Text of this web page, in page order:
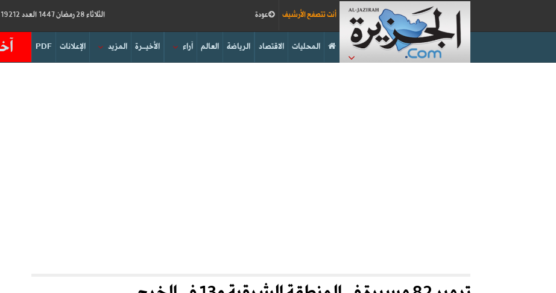
الثلاثاء 28 رمضان 1447 العدد 19212 عودة أنت تتصفح الأرشيف
PDF الإعلانات المزيد الأخيــرة آراء العالم الرياضة الاقتصاد المحليات